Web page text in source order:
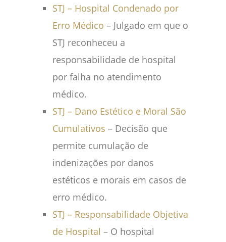
STJ – Hospital Condenado por
Erro Médico – Julgado em que o
STJ reconheceu a
responsabilidade de hospital
por falha no atendimento
médico.
STJ – Dano Estético e Moral São
Cumulativos – Decisão que
permite cumulação de
indenizações por danos
estéticos e morais em casos de
erro médico.
STJ – Responsabilidade Objetiva
de Hospital – O hospital